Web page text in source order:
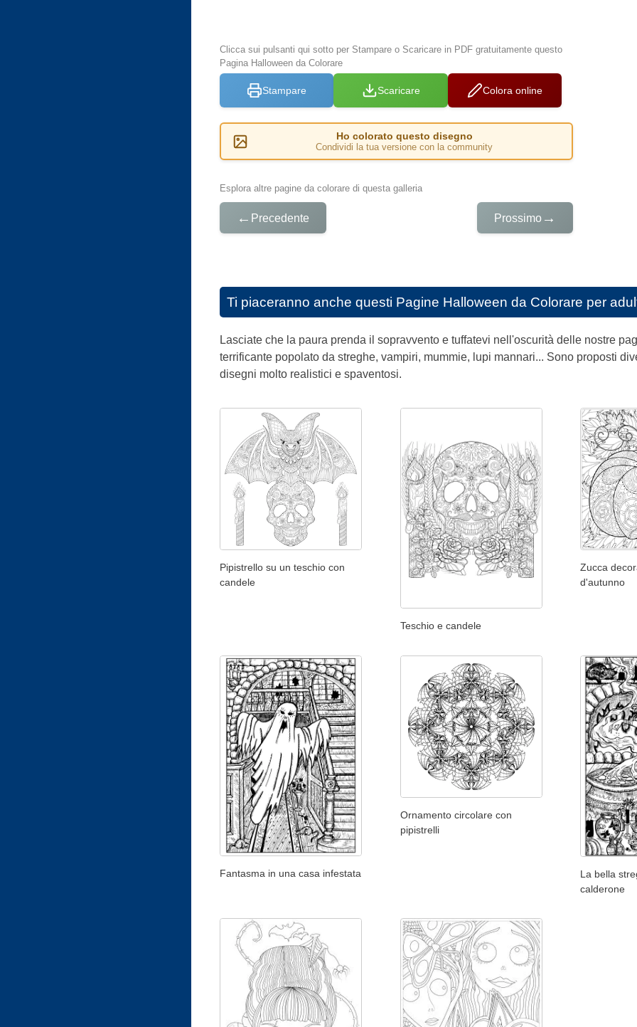
Clicca sui pulsanti qui sotto per Stampare o Scaricare in PDF gratuitamente questo
Pagina Halloween da Colorare
Stampare Scaricare Colora online
Ho colorato questo disegno
Condividi la tua versione con la community
Esplora altre pagine da colorare di questa galleria
← Precedente Prossimo →
Ti piaceranno anche questi Pagine Halloween da Colorare per
Lasciate che la paura prenda il sopravvento e tuffatevi nell'oscurità delle nostre
terrificante popolato da streghe, vampiri, mummie, lupi mannari... Sono proposti
disegni molto realistici e spaventosi.
Pipistrello su un teschio con
candele
Teschio e candele
Zucca
d'autunno
Fantasma in una casa infestata
Ornamento circolare con
pipistrelli
La bella
calderone